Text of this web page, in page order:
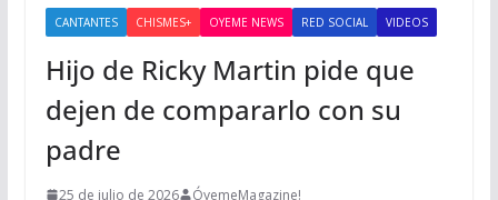
CANTANTES CHISMES+ OYEME NEWS RED SOCIAL VIDEOS
Hijo de Ricky Martin pide que
dejen de compararlo con su
padre
25 de julio de 2026 ÓyemeMagazine!